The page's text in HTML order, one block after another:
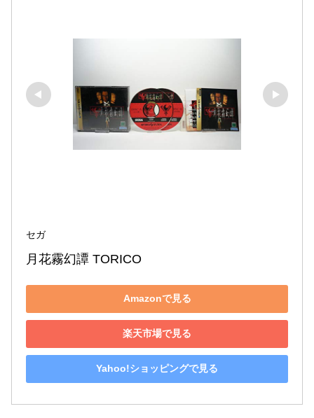
セガ
月花霧幻譚 TORICO
Amazonで見る
楽天市場で見る
Yahoo!ショッピングで見る